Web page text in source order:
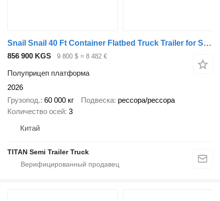
Snail Snail 40 Ft Container Flatbed Truck Trailer for Sale in Zambia
856 900 KGS 9 800 $ ≈ 8 482 €
Полуприцеп платформа
2026
Грузопод. 60 000 кг Подвеска рессора/рессора
Количество осей 3
Китай
TITAN Semi Trailer Truck